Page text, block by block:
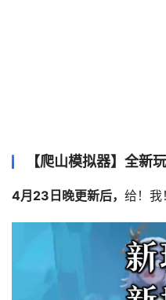
【爬山模拟器】全新
4月23日晚更新后， 给！我